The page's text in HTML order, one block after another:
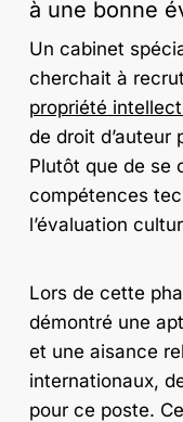
à une bonne
Un cabinet
cherchait à
propriété
de droit d’auteur
Plutôt que de se
compétences
l’évaluation
Lors de cette
démontré une
et une aisance
internationaux,
pour ce poste.